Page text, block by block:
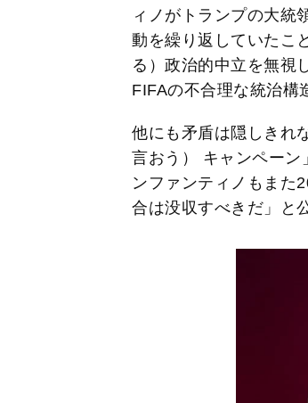
ィノがトランプの大統
動を繰り返していたこ
る）政治的中立を無視
FIFAの不合理な統治構
他にも矛盾は隠しきれ
言おう） キャンペーン
ンファンティノもまた
合は没収すべきだ」と